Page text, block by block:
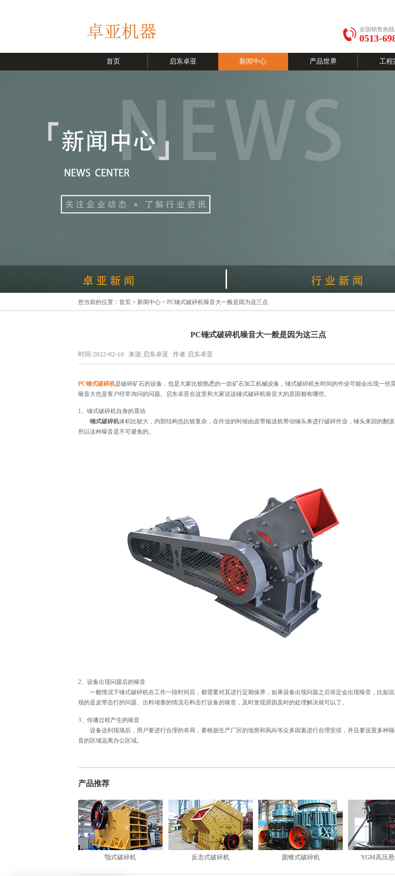
全国销售热线:
0513-
首页 启东卓亚 新闻中心 产品世界 工程
您当前的位置： 首页 > 新闻中心 > PC锤式破碎机噪音大一般是因为这三点
PC锤式破碎机噪音大一般是因为这三点
时间:2022-02-10 来源:启东卓亚 作者:启东卓亚
PC锤式破碎机是破碎矿石的设备，也是大家比较熟悉的一款矿石加工机械设备，锤式破碎机长时间的作业可能会出现一些
噪音大也是客户经常询问的问题。启东卓亚在这里和大家说说锤式破碎机噪音大的原因都有哪些。
1、锤式破碎机自身的震动
锤式破碎机体积比较大，内部结构也比较复杂，在作业的时候由皮带输送机带动锤头来进行破碎作业，锤头来回的翻滚
所以这种噪音是不可避免的。
2、设备出现问题后的噪音
一般情况下锤式破碎机在工作一段时间后，都需要对其进行定期保养，如果设备出现问题之后肯定会出现噪音，比如说
现的是皮带击打的问题、出料堵塞的情况石料击打设备的噪音，及时发现原因及时的处理解决就可以了。
3、传播过程产生的噪音
设备达到现场后，用户要进行合理的布局，要根据生产厂区的地势和风向等众多因素进行合理安排，并且要设置多种
音的区域远离办公区域。
产品推荐
颚式破碎机 反击式破碎机 圆锥式破碎机 YGM高压